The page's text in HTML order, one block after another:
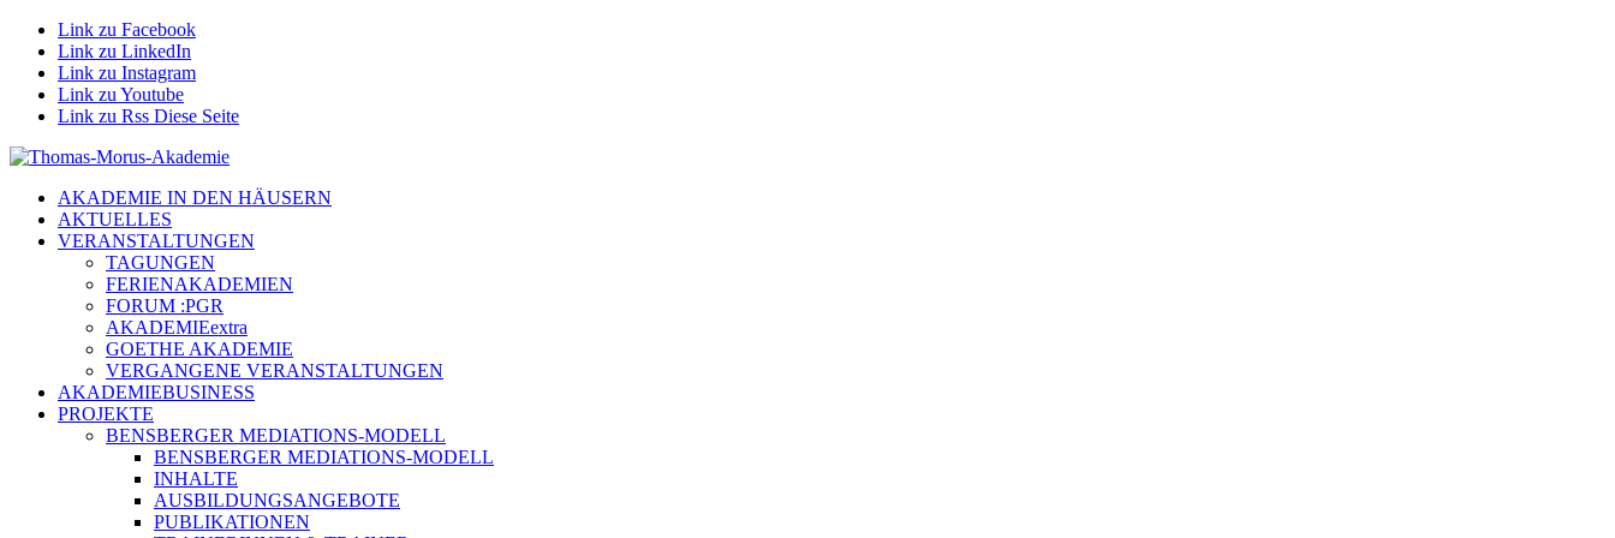
Link zu Facebook
Link zu LinkedIn
Link zu Instagram
Link zu Youtube
Link zu Rss Diese Seite
AKADEMIE IN DEN HÄUSERN
AKTUELLES
VERANSTALTUNGEN
TAGUNGEN
FERIENAKADEMIEN
FORUM :PGR
AKADEMIEextra
GOETHE AKADEMIE
VERGANGENE VERANSTALTUNGEN
AKADEMIEBUSINESS
PROJEKTE
BENSBERGER MEDIATIONS-MODELL
BENSBERGER MEDIATIONS-MODELL
INHALTE
AUSBILDUNGSANGEBOTE
PUBLIKATIONEN